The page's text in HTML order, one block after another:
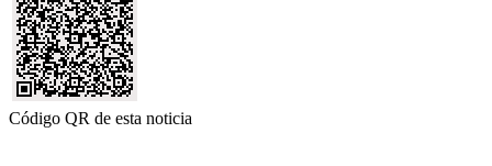
Código QR de esta noticia